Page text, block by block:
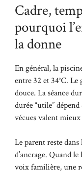
Cadre,
pourquoi
la donne
En général, la
entre 32 et 34°C. Le
douce. La séance
durée “utile”
vécues valent
Le parent reste dans
d’ancrage. Quand
voix familière, une